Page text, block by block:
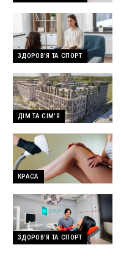
ЗДОРОВ'Я ТА СПОРТ
ДІМ ТА СІМ'Я
КРАСА
ЗДОРОВ'Я ТА СПОРТ